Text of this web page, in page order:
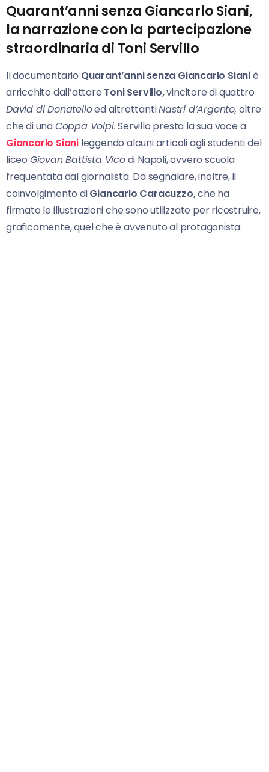
Quarant’anni senza Giancarlo Siani,
la narrazione con la partecipazione
straordinaria di Toni Servillo
Il documentario Quarant’anni senza Giancarlo Sianiè
arricchito dall’attore Toni Servillo,vincitore di quattro
David di Donatelloed altrettantiNastri d’Argento, oltre
che di unaCoppa Volpi.Servillo presta la sua voce a
Giancarlo Siani leggendo alcuni articoli agli studenti del
liceo Giovan Battista Vicodi Napoli, ovvero scuola
frequentata dal giornalista. Da segnalare, inoltre, il
coinvolgimento diGiancarlo Caracuzzo,che ha
firmato le illustrazioni che sono utilizzate per ricostruire,
graficamente, quel che è avvenuto al protagonista.